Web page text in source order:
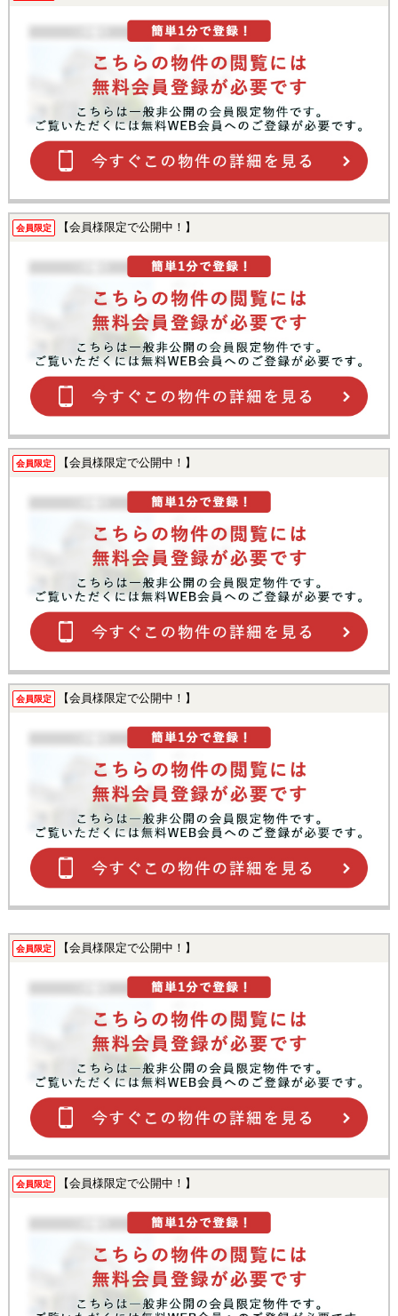
会員限定 【会員様限定で公開中！】
会員限定 【会員様限定で公開中！】
会員限定 【会員様限定で公開中！】
会員限定 【会員様限定で公開中！】
会員限定 【会員様限定で公開中！】